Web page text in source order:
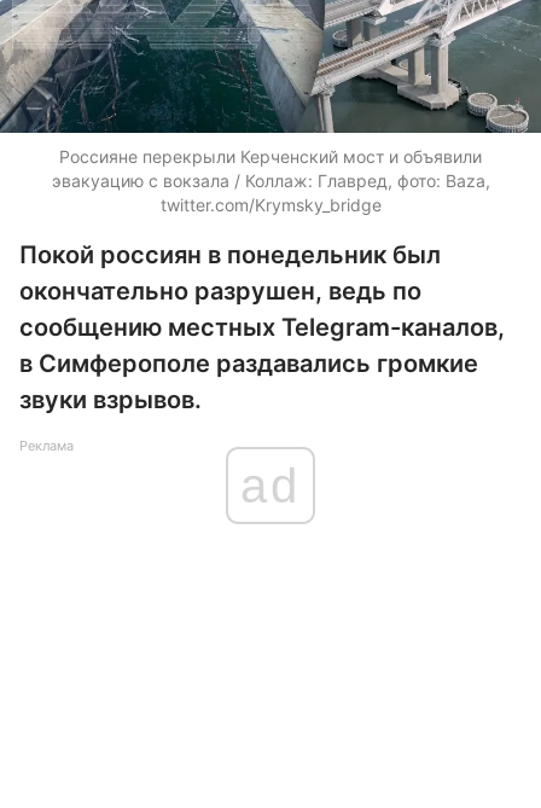
Россияне перекрыли Керченский мост и объявили
эвакуацию с вокзала / Коллаж: Главред, фото: Baza,
twitter.com/Krymsky_bridge
Покой россиян в понедельник был
окончательно разрушен, ведь по
сообщению местных Telegram-каналов,
в Симферополе раздавались громкие
звуки взрывов.
Реклама
ad